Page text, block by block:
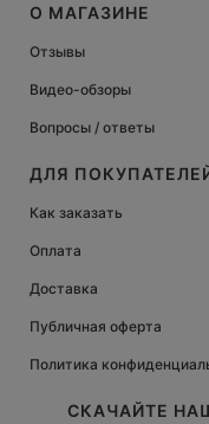
СКАЧАЙТЕ
О МАГАЗИНЕ
Отзывы
Видео-обзоры
Вопросы / ответы
ДЛЯ
Как заказать
Оплата
Доставка
Публичная оферта
Политика